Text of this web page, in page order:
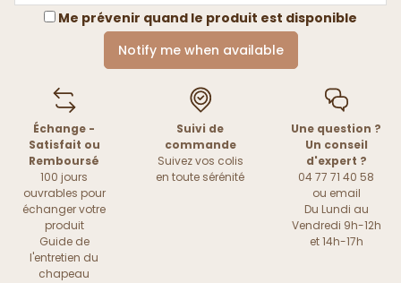
Me prévenir quand le produit est disponible
Notify me when available
Échange -
Satisfait ou
Remboursé
100 jours
ouvrables pour
échanger votre
produit
Guide de
l'entretien du
chapeau
Suivi de
commande
Suivez vos colis
en toute sérénité
Une question ?
Un conseil
d'expert ?
04 77 71 40 58
ou email
Du Lundi au
Vendredi 9h-12h
et 14h-17h